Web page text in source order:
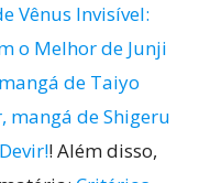
Vênus Invisível:
o Melhor de Junji
de Taiyo
mangá de Shigeru
! Além disso,